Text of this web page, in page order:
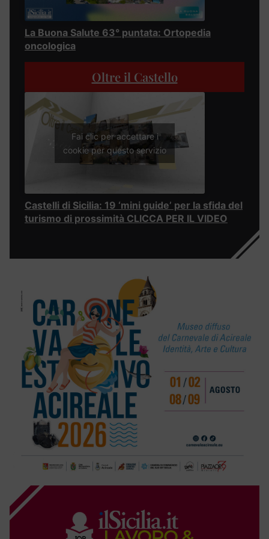
La Buona Salute 63° puntata: Ortopedia
oncologica
Oltre il Castello
Fai clic per accettare i
cookie per questo servizio
Castelli di Sicilia: 19 ‘mini guide’ per la sfida del
turismo di prossimità CLICCA PER IL VIDEO